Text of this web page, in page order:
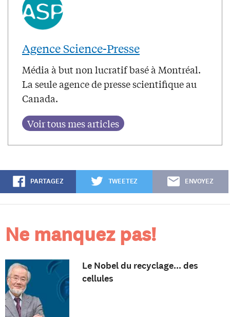
Agence Science-Presse
Média à but non lucratif basé à Montréal.
La seule agence de presse scientifique au
Canada.
PARTAGEZ TWEETEZ ENVOYEZ
Ne manquez pas!
Le Nobel du recyclage... des
cellules